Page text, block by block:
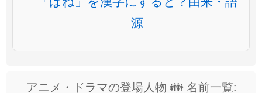
源
アニメ・ドラマの登場人物 👪 名前一覧: